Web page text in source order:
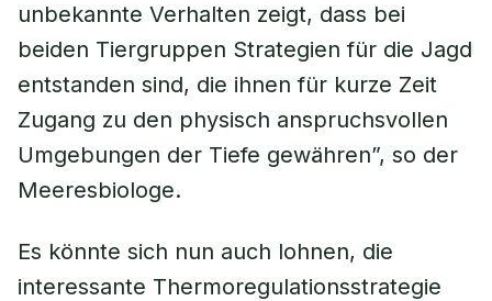
unbekannte Verhalten zeigt, dass bei
beiden Tiergruppen Strategien für die Jagd
entstanden sind, die ihnen für kurze Zeit
Zugang zu den physisch anspruchsvollen
Umgebungen der Tiefe gewähren”, so der
Meeresbiologe.
Es könnte sich nun auch lohnen, die
interessante Thermoregulationsstrategie